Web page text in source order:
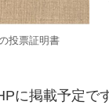
投票証明書
に掲載予定で